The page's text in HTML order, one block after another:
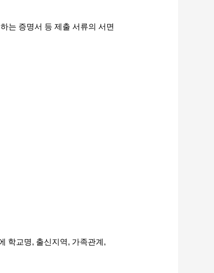
는 증명서 등 제출 서류의 서면
학교명, 출신지역, 가족관계,